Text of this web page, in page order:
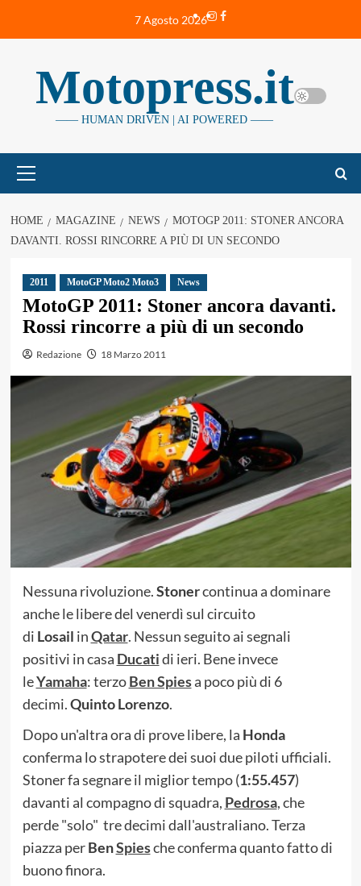
7 Agosto 2026Instagram
Facebook
Motopress.it
—— HUMAN DRIVEN | AI POWERED ——
principale
HOME MAGAZINE NEWS
MOTOGP 2011: STONER ANCORA
DAVANTI. ROSSI RINCORRE A PIÙ DI UN SECONDO
2011 MotoGP Moto2 Moto3 News
MotoGP 2011: Stoner ancora davanti.
Rossi rincorre a più di un secondo
Redazione 18 Marzo 2011
Nessuna rivoluzione.Stonercontinua a dominare
anche le libere del venerdì sul circuito
di Losail inQatar. Nessun seguito ai segnali
positivi in casa Ducatidi ieri. Bene invece
leYamaha: terzoBen Spiesa poco più di 6
decimi.Quinto Lorenzo.
Dopo un'altra ora di prove libere, la Honda
conferma lo strapotere dei suoi due piloti ufficiali.
Stoner fa segnare il miglior tempo (1:55.457)
davanti al compagno di squadra, Pedrosa, che
perde "solo" tre decimi dall'australiano. Terza
piazza perBenSpiesche conferma quanto fatto di
buono finora.